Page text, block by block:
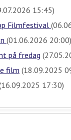
15:45)
Filmfestival
(01.06.2026 20:00)
på fredag
film (18.09.2025
17:30)